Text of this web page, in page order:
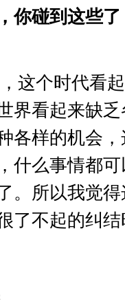
你碰到这些
这个时代看
界看起来缺
各样的机会
什么事情都
。所以我觉
了不起的纠